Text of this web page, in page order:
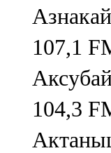
Азнакай
107,1
104,3